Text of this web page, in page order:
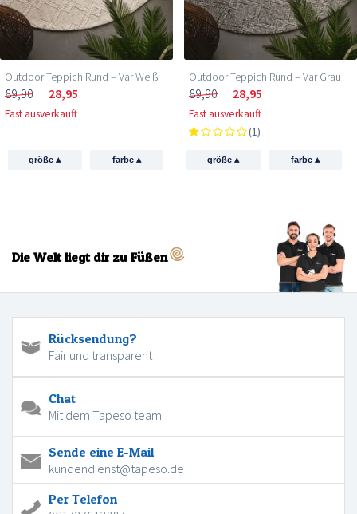
Outdoor Teppich Rund – Var Weiß
89,90 28,95
Fast ausverkauft
größe▴ farbe ▴
Outdoor Teppich Rund – Var Grau
89,90 28,95
Fast ausverkauft
(1)
größe▴ farbe ▴
Die Welt liegt dir zu Füßen
Rücksendung?
Fair und transparent
Chat
Mit dem Tapeso team
Sende eine E-Mail
kundendienst@tapeso.de
Per Telefon